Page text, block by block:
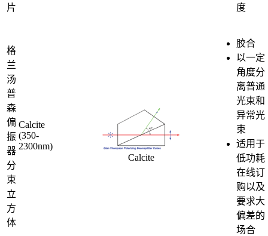
片
度
格
兰
汤
普
森
偏
振
器
分
束
立
方
体
Calcite
(350-
2300nm)
Calcite
胶合
以一定
角度分
离普通
光束和
异常光
束
适用于
低功耗
在线订
购以及
要求大
偏差的
场合